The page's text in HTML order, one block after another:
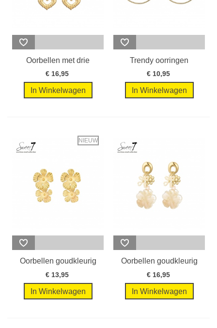
Oorbellen met drie
goudkleurige...
€ 16,95
In Winkelwagen
Trendy oorringen
goudkleurige
€ 10,95
In Winkelwagen
NIEUW
Oorbellen goudkleurig
dubbele...
€ 13,95
In Winkelwagen
Oorbellen goudkleurig
met...
€ 16,95
In Winkelwagen